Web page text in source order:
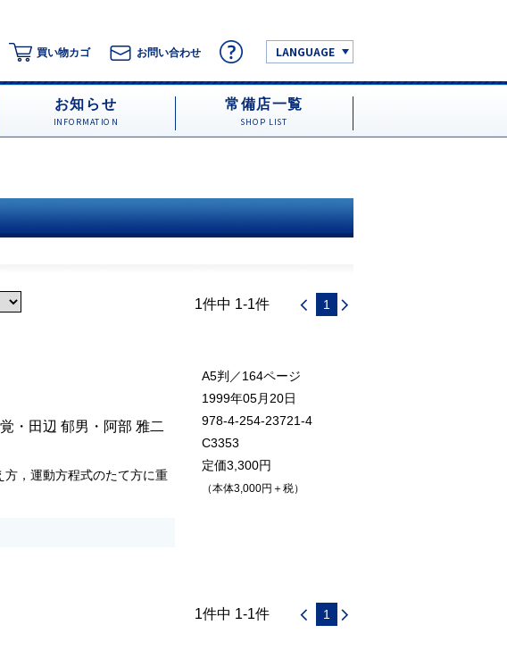
買い物カゴ お問い合わせ LANGUAGE
お知らせ
INFORMATION
常備店一覧
SHOP LIST
1件中 1-1件 1
・ 田辺 郁男 ・ 阿部 雅二
，運動方程式のたて方に重
A5判／164ページ
1999年05月20日
978-4-254-23721-4
C3353
定価3,300円
（本体3,000円＋税）
1件中 1-1件 1